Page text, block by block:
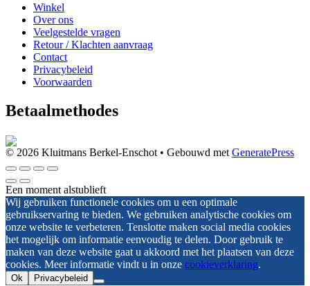
Winkel
Over ons
Veelgestelde vragen
Retour / Klachten aanvraag
Contact
Privacybeleid
Voorwaarden
Betaalmethodes
© 2026 Kluitmans Berkel-Enschot • Gebouwd met GeneratePress
Een moment alstublieft
Wij gebruiken functionele cookies om u een optimale
gebruikservaring te bieden. We gebruiken analytische cookies om
onze website te verbeteren. Tenslotte maken social media cookies
het mogelijk om informatie eenvoudig te delen. Door gebruik te
maken van deze website gaat u akkoord met het plaatsen van deze
cookies. Meer informatie vindt u in onze cookieverklaring.
Ok Privacybeleid